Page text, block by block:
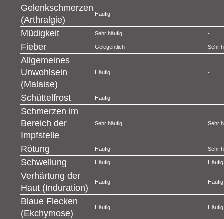
Gelenkschmerzen
(Arthralgie)
Häufig -
Müdigkeit Sehr häufig -
Fieber Gelegentlich Sehr
Allgemeines
Unwohlsein
(Malaise)
Häufig -
Schüttelfrost Häufig -
Schmerzen im
Bereich der
Impfstelle
Sehr häufig Sehr
Rötung Häufig Sehr
Schwellung Häufig Häufig
Verhärtung der
Haut (Induration)
Häufig Häufig
Blaue Flecken
(Ekchymose)
Häufig Häufig